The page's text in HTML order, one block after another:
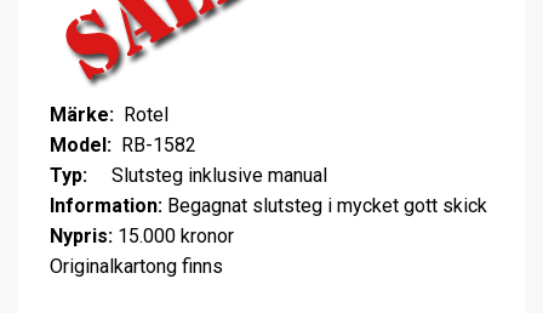
Märke: Rotel
Model: RB-1582
Typ:
Slutsteg inklusive manual
Information: Begagnat slutsteg i mycket gott skick
Nypris: 15.000 kronor
Originalkartong finns